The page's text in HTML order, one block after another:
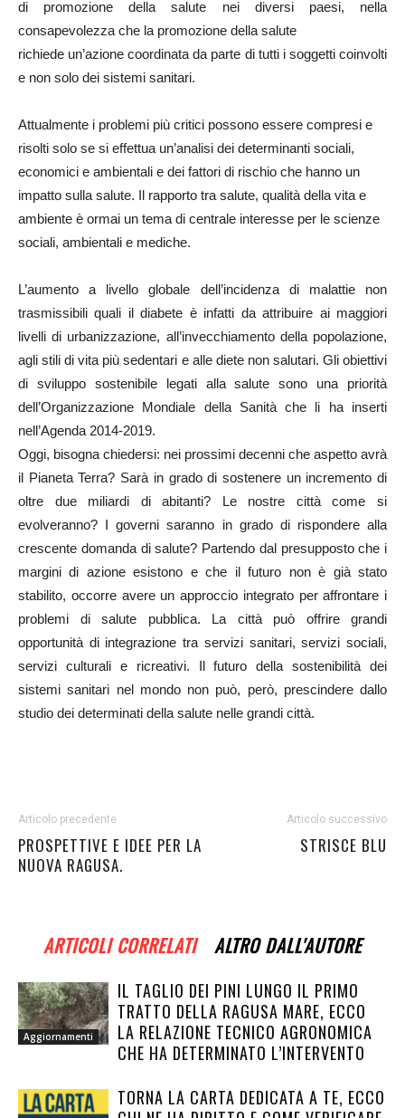
di promozione della salute nei diversi paesi, nella
consapevolezza che la promozione della salute
richiede un’azione coordinata da parte di tutti i soggetti coinvolti
e non solo dei sistemi sanitari.
Attualmente i problemi più critici possono essere compresi e
risolti solo se si effettua un’analisi dei determinanti sociali,
economici e ambientali e dei fattori di rischio che hanno un
impatto sulla salute. Il rapporto tra salute, qualità della vita e
ambiente è ormai un tema di centrale interesse per le scienze
sociali, ambientali e mediche.
L’aumento a livello globale dell’incidenza di malattie non
trasmissibili quali il diabete è infatti da attribuire ai maggiori
livelli di urbanizzazione, all’invecchiamento della popolazione,
agli stili di vita più sedentari e alle diete non salutari. Gli obiettivi
di sviluppo sostenibile legati alla salute sono una priorità
dell’Organizzazione Mondiale della Sanità che li ha inserti
nell’Agenda 2014-2019.
Oggi, bisogna chiedersi: nei prossimi decenni che aspetto avrà
il Pianeta Terra? Sarà in grado di sostenere un incremento di
oltre due miliardi di abitanti? Le nostre città come si
evolveranno? I governi saranno in grado di rispondere alla
crescente domanda di salute? Partendo dal presupposto che i
margini di azione esistono e che il futuro non è già stato
stabilito, occorre avere un approccio integrato per affrontare i
problemi di salute pubblica. La città può offrire grandi
opportunità di integrazione tra servizi sanitari, servizi sociali,
servizi culturali e ricreativi. Il futuro della sostenibilità dei
sistemi sanitari nel mondo non può, però, prescindere dallo
studio dei determinati della salute nelle grandi città.
Articolo precedente
PROSPETTIVE E IDEE PER LA
NUOVA RAGUSA.
Articolo successivo
STRISCE BLU
ARTICOLI CORRELATI ALTRO DALL'AUTORE
Aggiornamenti
IL TAGLIO DEI PINI LUNGO IL PRIMO
TRATTO DELLA RAGUSA MARE, ECCO
LA RELAZIONE TECNICO AGRONOMICA
CHE HA DETERMINATO L’INTERVENTO
TORNA LA CARTA DEDICATA A TE, ECCO